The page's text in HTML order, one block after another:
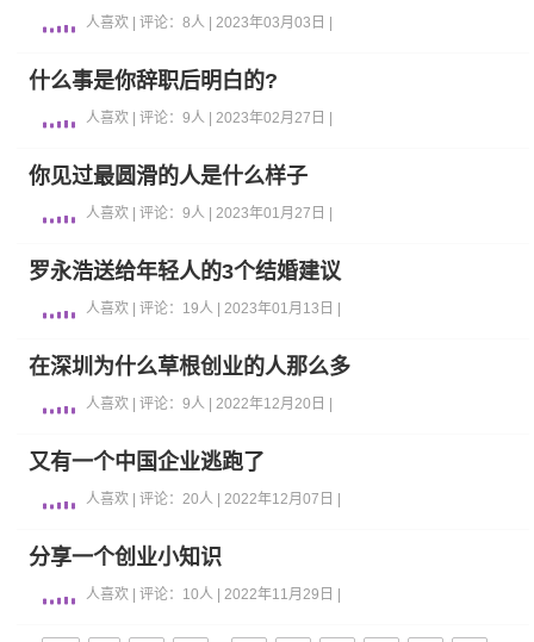
人喜欢 | 评论：8人 | 2023年03月03日 |
什么事是你辞职后明白的?
人喜欢 | 评论：9人 | 2023年02月27日 |
你见过最圆滑的人是什么样子
人喜欢 | 评论：9人 | 2023年01月27日 |
罗永浩送给年轻人的3个结婚建议
人喜欢 | 评论：19人 | 2023年01月13日 |
在深圳为什么草根创业的人那么多
人喜欢 | 评论：9人 | 2022年12月20日 |
又有一个中国企业逃跑了
人喜欢 | 评论：20人 | 2022年12月07日 |
分享一个创业小知识
人喜欢 | 评论：10人 | 2022年11月29日 |